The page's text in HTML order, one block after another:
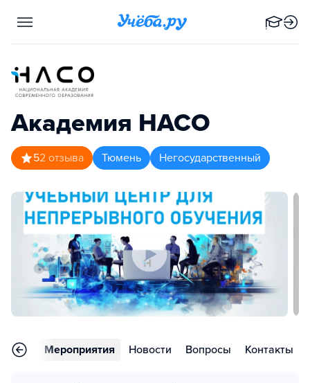
Академия НАСО
52 отзыва Тюмень Негосударственный
Мероприятия Новости Вопросы Контакты